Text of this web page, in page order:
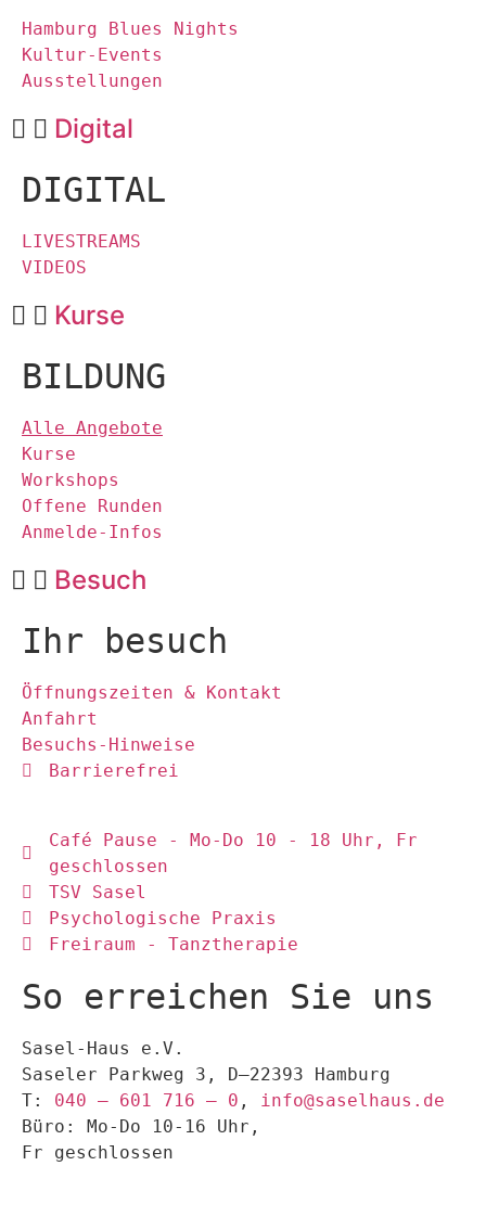
Hamburg Blues Nights
Kultur-Events
Ausstellungen
Digital
DIGITAL
LIVESTREAMS
VIDEOS
Kurse
BILDUNG
Alle Angebote
Kurse
Workshops
Offene Runden
Anmelde-Infos
Besuch
Ihr besuch
Öffnungszeiten & Kontakt
Anfahrt
Besuchs-Hinweise
Barrierefrei
Café Pause - Mo-Do 10 - 18 Uhr, Fr
geschlossen
TSV Sasel
Psychologische Praxis
Freiraum - Tanztherapie
So erreichen Sie uns
Sasel-Haus e.V.
Saseler Parkweg 3, D–22393 Hamburg
T: 040 – 601 716 – 0 , info@saselhaus.de
Büro: Mo-Do 10-16 Uhr,
Fr geschlossen